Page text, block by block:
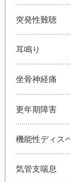
突発性難聴
耳鳴り
坐骨神経痛
更年期障害
機能性ディス
気管支喘息